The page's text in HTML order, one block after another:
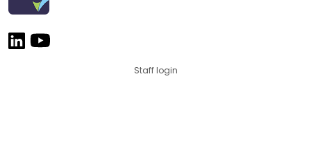
Staff login